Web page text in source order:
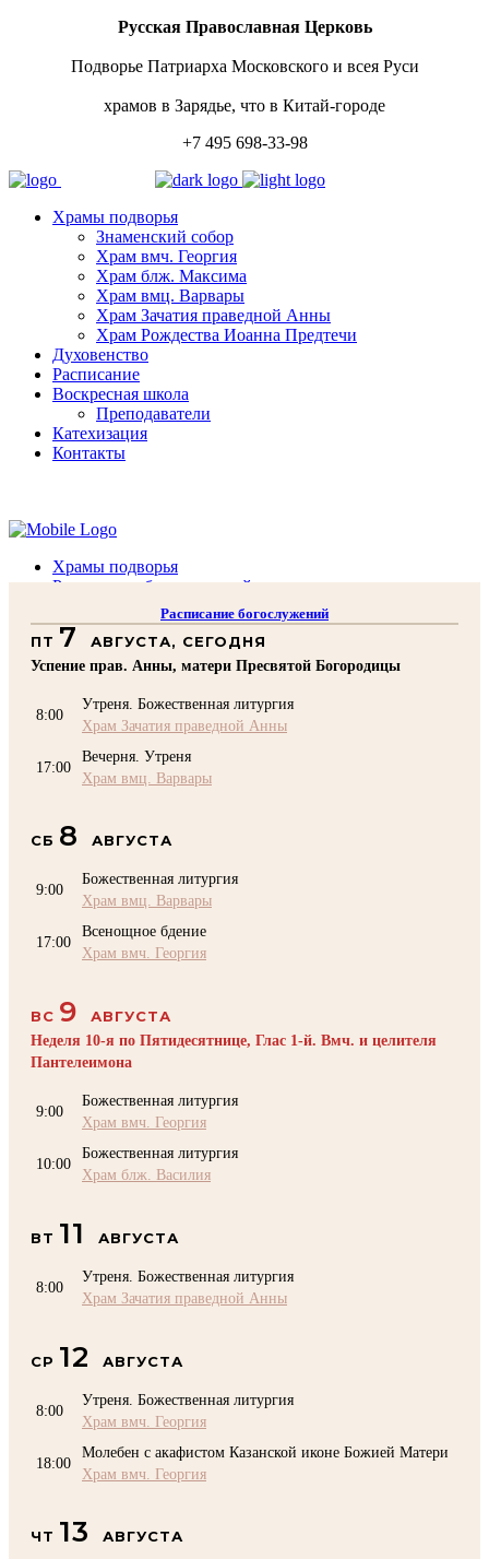
Русская Православная Церковь
Подворье Патриарха Московского и всея Руси
храмов в Зарядье, что в Китай-городе
+7 495 698-33-98
Храмы подворья
Знаменский собор
Храм вмч. Георгия
Храм блж. Максима
Храм вмц. Варвары
Храм Зачатия праведной Анны
Храм Рождества Иоанна Предтечи
Духовенство
Расписание
Воскресная школа
Преподаватели
Катехизация
Контакты
Храмы подворья
Расписание богослужений
Воскресная школа
Преподаватели Воскресной школы
Катехизация
Помочь Подворью
Расписание богослужений
ПТ 7 АВГУСТА, СЕГОДНЯ
Успение прав. Анны, матери Пресвятой Богородицы
8:00
Утреня. Божественная литургия
Храм Зачатия праведной Анны
17:00
Вечерня. Утреня
Храм вмц. Варвары
СБ 8 АВГУСТА
9:00
Божественная литургия
Храм вмц. Варвары
17:00
Всенощное бдение
Храм вмч. Георгия
ВС 9
АВГУСТА
Неделя 10-я по Пятидесятнице, Глас 1-й. Вмч. и целителя
Пантелеимона
9:00
Божественная литургия
Храм вмч. Георгия
10:00
Божественная литургия
Храм блж. Василия
ВТ 11 АВГУСТА
8:00
Утреня. Божественная литургия
Храм Зачатия праведной Анны
СР 12 АВГУСТА
8:00
Утреня. Божественная литургия
Храм вмч. Георгия
18:00
Молебен с акафистом Казанской иконе Божией Матери
Храм вмч. Георгия
ЧТ 13 АВГУСТА